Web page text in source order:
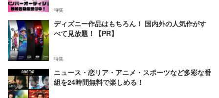
特集
ディズニー作品はもちろん！ 国内外の人気作がす
べて見放題！【PR】
特集
ニュース・恋リア・アニメ・スポーツなど多彩な番
組を24時間無料で楽しめる！